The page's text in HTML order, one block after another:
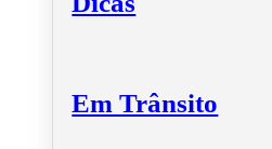
Em Trânsito